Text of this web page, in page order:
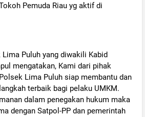
Pemuda Riau yg aktif di
Puluh yang diwakili Kabid
mengatakan, Kami dari pihak
Lima Puluh siap membantu dan
terbaik bagi pelaku UMKM.
dalam penegakan hukum maka
dengan Satpol-PP dan pemerintah